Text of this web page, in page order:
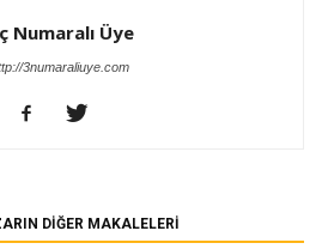
Numaralı Üye
3numaraliuye.com
DIĞER MAKALELERI